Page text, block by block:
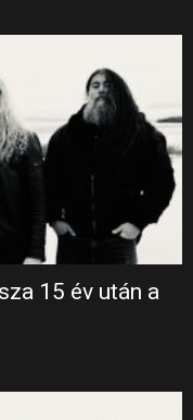
15 év után a